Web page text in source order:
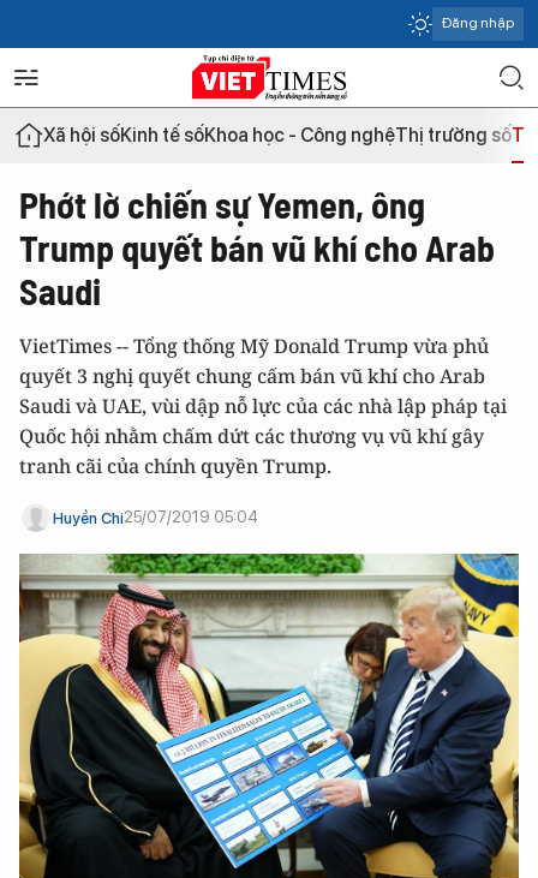
Đăng nhập
Xã hội sốKinh tế sốKhoa học - Công nghệThị trường số
Phớt lờ chiến sự Yemen, ông
Trump quyết bán vũ khí cho Arab
Saudi
VietTimes -- Tổng thống Mỹ Donald Trump vừa phủ
quyết 3 nghị quyết chung cấm bán vũ khí cho Arab
Saudi và UAE, vùi dập nỗ lực của các nhà lập pháp tại
Quốc hội nhằm chấm dứt các thương vụ vũ khí gây
tranh cãi của chính quyền Trump.
Huyền Chi25/07/2019 05:04